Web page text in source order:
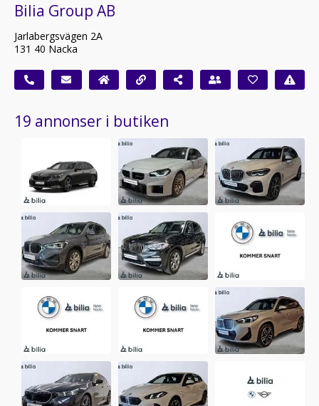
Bilia Group AB
Jarlabergsvägen 2A
131 40 Nacka
19 annonser i butiken